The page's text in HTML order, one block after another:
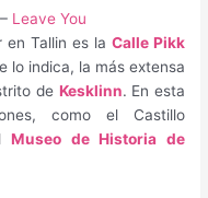
– Leave You
en Tallin es la Calle Pikk
lo indica, la más extensa
de Kesklinn. En esta
como el Castillo
Museo de Historia de